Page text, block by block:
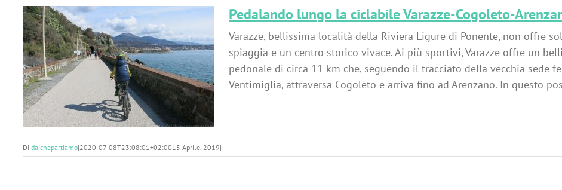
Pedalando lungo la ciclabile Varazze-Cogoleto-
Varazze, bellissima località della Riviera Ligure di Ponente, non offre
spiaggia e un centro storico vivace. Ai più sportivi, Varazze offre un
pedonale di circa 11 km che, seguendo il tracciato della vecchia sede
Ventimiglia, attraversa Cogoleto e arriva fino ad Arenzano. In questo
Di daichepartiamo|2020-07-08T23:08:01+02:0015 Aprile, 2019|